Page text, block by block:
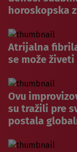
horoskopska
Atrijalna
se može
Ovu
su tražili pre
postala